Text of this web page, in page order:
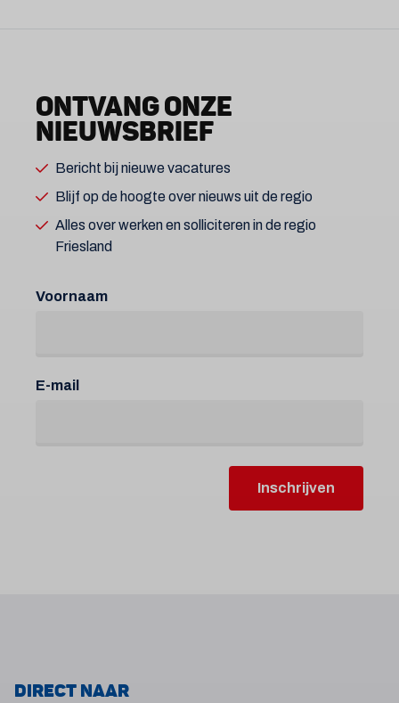
ONTVANG ONZE
NIEUWSBRIEF
Bericht bij nieuwe vacatures
Blijf op de hoogte over nieuws uit de regio
Alles over werken en solliciteren in de regio
Friesland
Voornaam
E-mail
Inschrijven
Direct naar